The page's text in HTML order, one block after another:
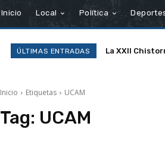
Inicio Local Política
ÚLTIMAS ENTRADAS La XXII
Inicio Etiquetas UCAM
Tag: UCAM